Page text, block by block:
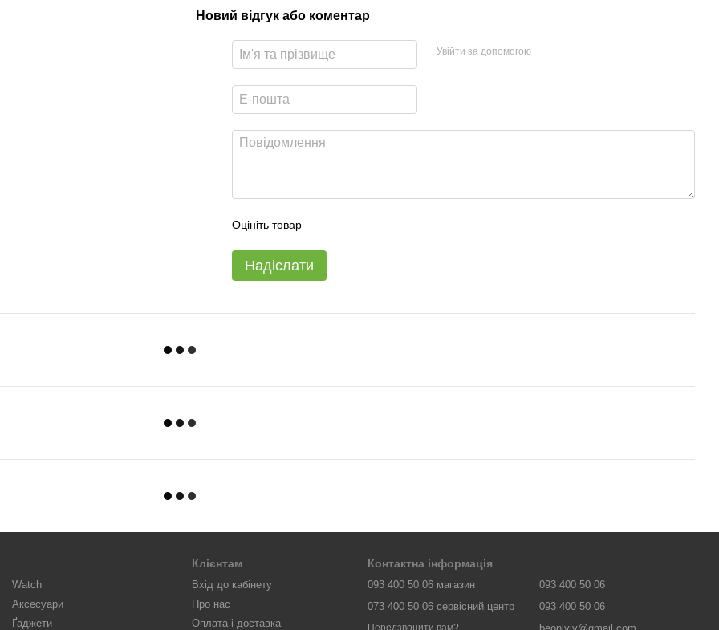
Новий відгук або коментар
Увійти за допомогою
Оцініть товар
Надіслати
Watch
Аксесуари
Ґаджети
Клієнтам
Вхід до кабінету
Про нас
Оплата і доставка
Контактна інформація
093 400 50 06 магазин
073 400 50 06 сервісний центр
093 400 50 06
093 400 50 06